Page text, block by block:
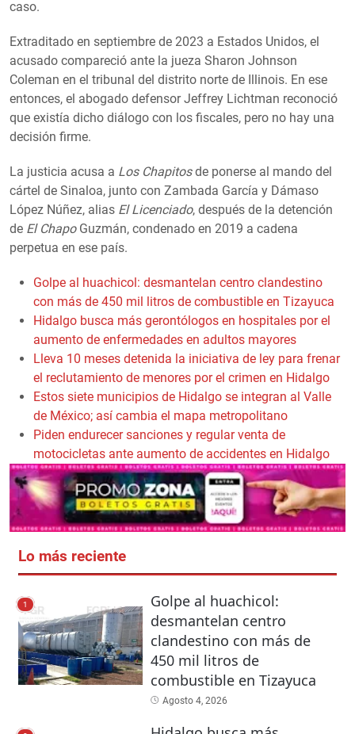
caso.
Extraditado en septiembre de 2023 a Estados Unidos, el
acusado compareció ante la jueza Sharon Johnson
Coleman en el tribunal del distrito norte de Illinois. En ese
entonces, el abogado defensor Jeffrey Lichtman reconoció
que existía dicho diálogo con los fiscales, pero no hay una
decisión firme.
La justicia acusa a Los Chapitosde ponerse al mando del
cártel de Sinaloa, junto con Zambada García y Dámaso
López Núñez, alias El Licenciado, después de la detención
de El ChapoGuzmán, condenado en 2019 a cadena
perpetua en ese país.
Golpe al huachicol: desmantelan centro clandestino
con más de 450 mil litros de combustible en Tizayuca
Hidalgo busca más gerontólogos en hospitales por el
aumento de enfermedades en adultos mayores
Lleva 10 meses detenida la iniciativa de ley para frenar
el reclutamiento de menores por el crimen en Hidalgo
Estos siete municipios de Hidalgo se integran al Valle
de México; así cambia el mapa metropolitano
Piden endurecer sanciones y regular venta de
motocicletas ante aumento de accidentes en Hidalgo
Lo más reciente
1
Golpe al huachicol:
desmantelan centro
clandestino con más de
450 mil litros de
combustible en Tizayuca
Agosto 4, 2026